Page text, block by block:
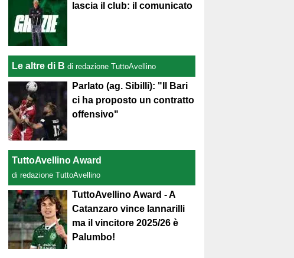
lascia il club: il comunicato
Le altre di B di redazione TuttoAvellino
Parlato (ag. Sibilli): "Il Bari
ci ha proposto un contratto
offensivo"
TuttoAvellino Award
di redazione TuttoAvellino
TuttoAvellino Award - A
Catanzaro vince Iannarilli
ma il vincitore 2025/26 è
Palumbo!